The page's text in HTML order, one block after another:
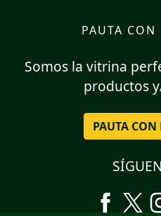
PAUTA CON
Somos la vitrina
productos
PAUTA